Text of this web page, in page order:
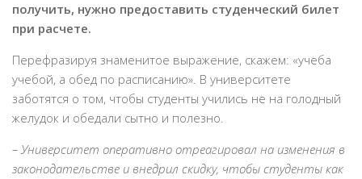
получить, нужно предоставить студенческий билет
при расчете.
Перефразируя знаменитое выражение, скажем: «учеба
учебой, а обед по расписанию». В университете
заботятся о том, чтобы студенты учились не на голодный
желудок и обедали сытно и полезно.
– Университет оперативно отреагировал на изменения в
законодательстве и внедрил скидку, чтобы студенты как